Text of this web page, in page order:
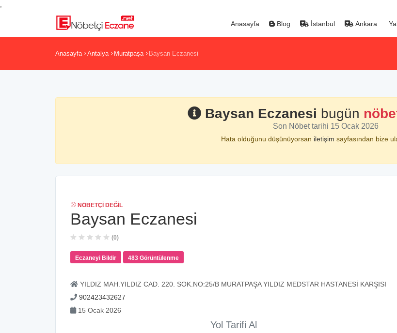
Anasayfa Blog İstanbul Ankara
Anasayfa Antalya Muratpaşa Baysan Eczanesi
Baysan Eczanesi bugün
Son Nöbet tarihi 15 Ocak 2026
Hata olduğunu düşünüyorsan iletişim sayfasından bize
NÖBETÇI DEĞIL
Baysan Eczanesi
(0)
Eczaneyi Bildir 483 Görüntülenme
YILDIZ MAH.YILDIZ CAD. 220. SOK.NO:25/B MURATPAŞA YILDIZ MEDSTAR HASTANESİ KARŞISI
902423432627
15 Ocak 2026
Yol Tarifi Al